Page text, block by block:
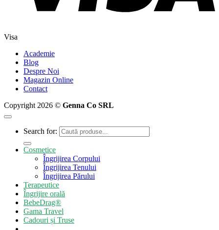
Visa
Academie
Blog
Despre Noi
Magazin Online
Contact
Copyright 2026 © Genna Co SRL
Search for:
Cosmetice
Îngrijirea Corpului
Îngrijirea Tenului
Îngrijirea Părului
Terapeutice
Îngrijire orală
BebeDrag®
Gama Travel
Cadouri și Truse